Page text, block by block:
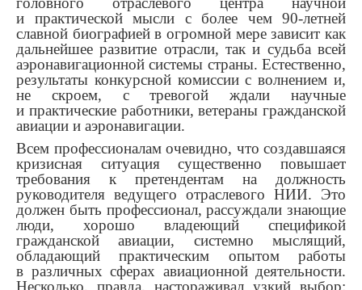
и практической мысли с более чем 90-летней
славной биографией в огромной мере зависит как
дальнейшее развитие отрасли, так и судьба всей
аэронавигационной системы страны. Естественно,
результаты конкурсной комиссии с волнением и,
не скроем, с тревогой ждали научные
и практические работники, ветераны гражданской
авиации и аэронавигации.
Всем профессионалам очевидно, что создавшаяся
кризисная ситуация существенно повышает
требования к претендентам на должность
руководителя ведущего отраслевого НИИ. Это
должен быть профессионал, рассуждали знающие
люди, хорошо владеющий спецификой
гражданской авиации, системно мыслящий,
обладающий практическим опытом работы
в различных сферах авиационной деятельности.
Несколько, правда, настораживал узкий выбор: